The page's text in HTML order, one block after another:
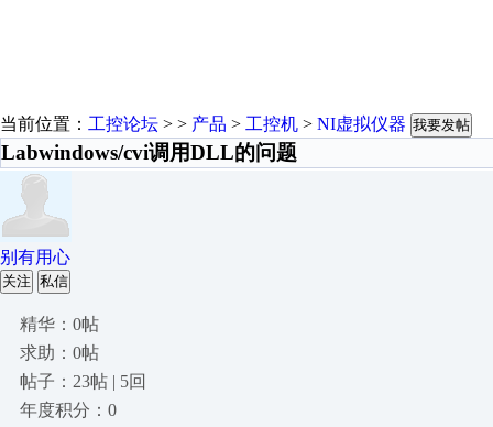
当前位置： 工控论坛 > > 产品 > 工控机 > NI虚拟仪器 我要发帖
Labwindows/cvi调用DLL的问题
别有用心
关注 私信
精华：0帖
求助：0帖
帖子：23帖 | 5回
年度积分：0